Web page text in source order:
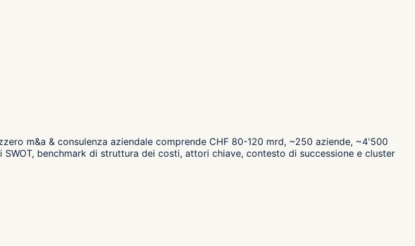
m&a & consulenza aziendale comprende CHF 80-120 mrd, ~250 aziende, ~4'500
benchmark di struttura dei costi, attori chiave, contesto di successione e cluster